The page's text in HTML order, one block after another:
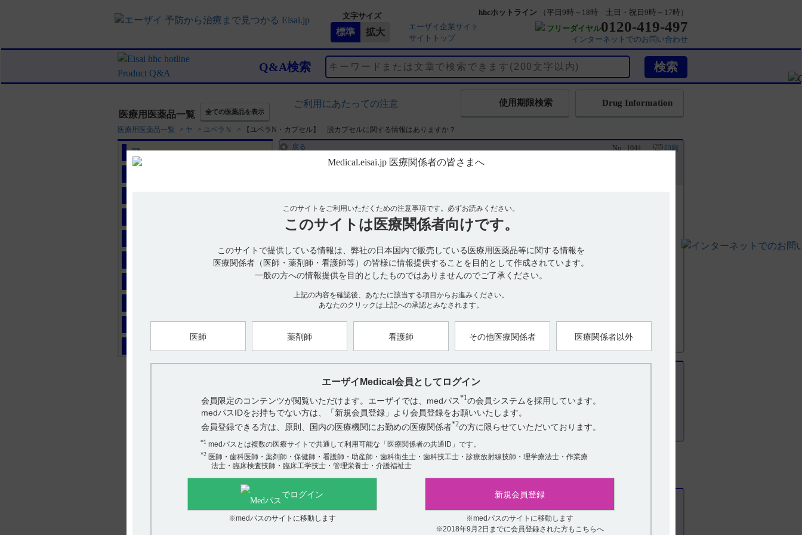
文字サイズ
エーザイ企業サイト
サイトトップ
hhcホットライン
（平日9時～18時 土日・祝日9時～17時）
フリーダイヤル0120-419-497
インターネットでのお問い合わせ
Q&A検索
医療用医薬品一覧 全ての医薬品を表示
ご利用にあたっての注意 Drug Information
使用期限検索
医療用医薬品一覧 > ヤ > ユベラＮ > 【ユベラN・カプセル】 脱カプセルに関する情報はありますか？
ア
このサイトをご利用いただくための注意事項です。 必ずお読みください。
このサイトは 医療関係者向けです。
このサイトで提供している情報は、弊社の日本国内で販売している医療用医薬品等に関する情報を
医療関係者（医師・薬剤師・看護師等）の皆様に情報提供することを目的として作成されています。
一般の方への情報提供を目的としたものではありませんのでご了承ください。
上記の内容を確認後、あなたに該当する項目からお進みください。
あなたのクリックは上記への承認とみなされます。
医師 薬剤師 看護師 その他医療関係者 医療関係者以外
エーザイMedical会員としてログイン
会員限定のコンテンツが閲覧いただけます。エーザイでは、medパス*1 の会員システムを採用しています。
medパスIDをお持ちでない方は、「新規会員登録」より会員登録をお願いいたします。
会員登録できる方は、原則、国内の医療機関にお勤めの医療関係者*2の方に限らせていただいております。
*1medパスとは複数の医療サイトで共通して利用可能な「医療関係者の共通ID」です。
*2医師・歯科医師・薬剤師・保健師・看護師・助産師・歯科衛生士・歯科技工士・診療放射線技師・理学療法士・作業療
法士・臨床検査技師・臨床工学技士・管理栄養士・介護福祉士
でログイン
※medパスのサイトに移動します
新規会員登録
※medパスのサイトに移動します
※2018年9月2日までに会員登録された方もこちらへ
戻る No : 1044 印刷
【ユベラN・カプセル】 脱カプセルに関する情報はありますか？
弊社では脱カプセルした状態での投与をおすすめしておりません。ユベラNカプセル100mgはそのままの形でご
ん。脱カプセル時の安定性データをご用意しておりますので、必要な場合はhhcホットライン（0120-419-497）
にお問い合わせください。
【作成年月】
2019年1月
役に立った
役に立たなかった
【ユベラＮ】 簡易懸濁法に関する情報はありますか？